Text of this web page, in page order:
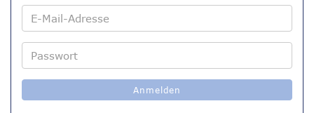
E-
Mail-
Passwort
Anmelden